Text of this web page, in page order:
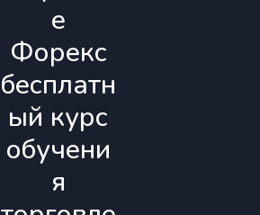
е
Форекс
бесплатн
ый курс
обучени
я